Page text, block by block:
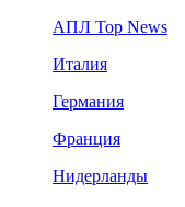
АПЛ Top News
Италия
Германия
Франция
Нидерланды